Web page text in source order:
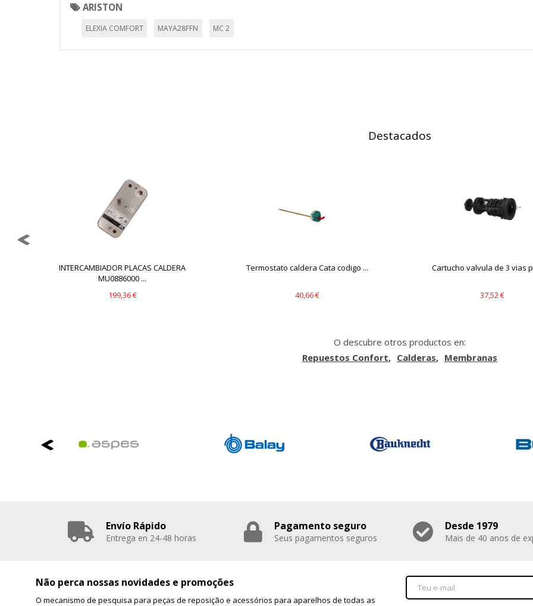
ARISTON
ELEXIA COMFORT MAYA28FFN MC 2
Destacados
INTERCAMBIADOR PLACAS CALDERA
MU0886000 ...
199,36 €
Termostato caldera Cata codigo ...
40,66 €
Cartucho valvula de 3 vias
37,52 €
O descubre otros productos en:
Repuestos Confort
Calderas Membranas
Envío Rápido
Entrega en 24-48 horas
Pagamento seguro
Seus pagamentos seguros
Desde 1979
Mais de 40 anos de
Não perca nossas novidades e promoções
O mecanismo de pesquisa para peças de reposição e acessórios para aparelhos de todas as